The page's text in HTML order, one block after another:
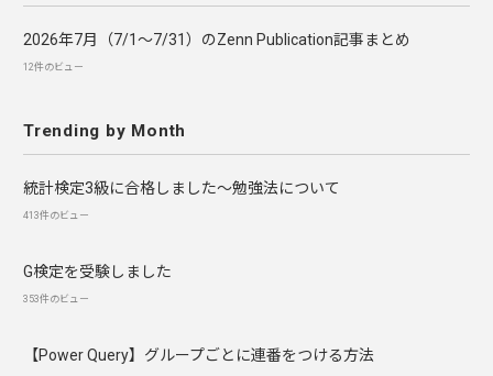
2026年7月（7/1〜7/31）のZenn Publication記事まとめ
12件のビュー
Trending by Month
統計検定3級に合格しました～勉強法について
413件のビュー
G検定を受験しました
353件のビュー
【Power Query】グループごとに連番をつける方法